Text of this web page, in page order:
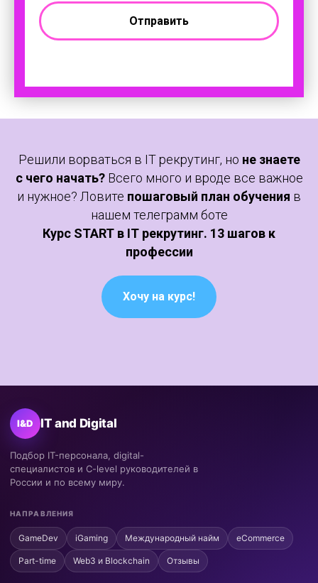
Отправить
Решили ворваться в IT рекрутинг, но не знаете
с чего начать?Всего много и вроде все важное
и нужное? Ловите пошаговый план обучения в
нашем телеграмм боте
Курс START в IT рекрутинг. 13 шагов к
профессии
Хочу на курс!
I&D IT and Digital
Подбор IT-персонала, digital-
специалистов и C-level руководителей в
России и по всему миру.
НАПРАВЛЕНИЯ
GameDev iGaming Международный найм eCommerce
Part-time Web3 и Blockchain Отзывы